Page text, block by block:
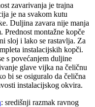
zavarivanja je trajna
je na svakom kutu
Duljina zavara nije manja
Prednost montažne kopče
sloj i lako se rastavlja. Za
instalacijskih kopči.
s povećanjem duljine
glave vijka na čeličnu
bi se osiguralo da čelična
instalacijskog okvira.
: središnji razmak ravnog